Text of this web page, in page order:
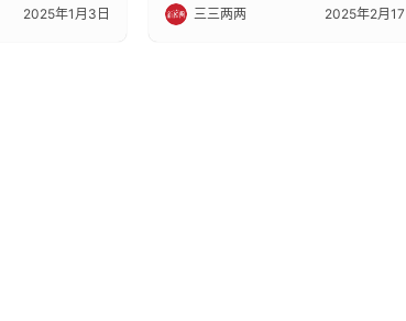
2025年1月3日 三三两两 2025年2月